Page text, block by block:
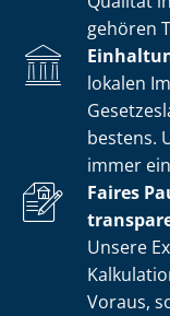
gehören
lokalen
bestens.
immer
Faires
Unsere
Voraus,